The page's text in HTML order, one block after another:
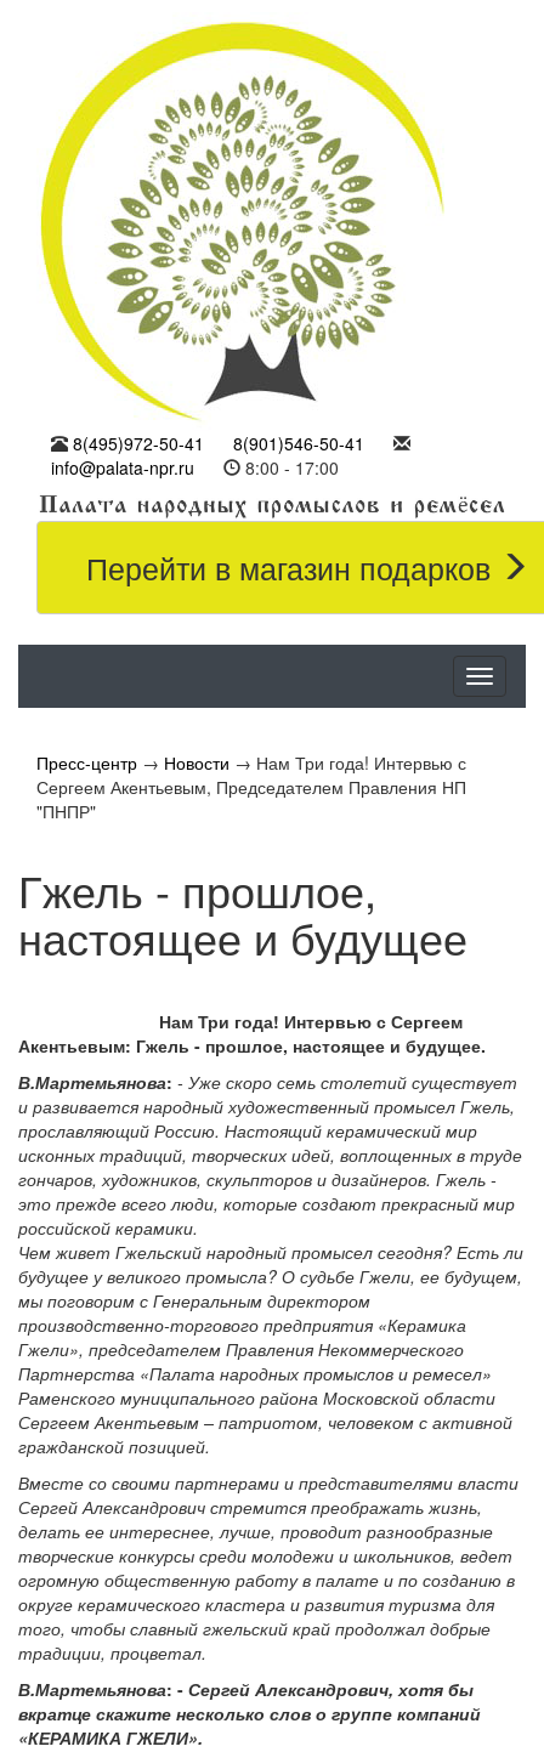
8(495)972-50-41
8(901)546-50-41
info@palata-npr.ru
8:00 - 17:00
Перейти в магазин подарков
Меню
Пресс-центр → Новости → Нам Три года! Интервью с
Сергеем Акентьевым, Председателем Правления НП
"ПНПР"
Гжель - прошлое,
настоящее и будущее
Нам Три года! Интервью с Сергеем
Акентьевым: Гжель - прошлое, настоящее и будущее.
В.Мартемьянова: - Уже скоро семь столетий существует
и развивается народный художественный промысел Гжель,
прославляющий Россию. Настоящий керамический мир
исконных традиций, творческих идей, воплощенных в труде
гончаров, художников, скульпторов и дизайнеров. Гжель -
это прежде всего люди, которые создают прекрасный мир
российской керамики.
Чем живет Гжельский народный промысел сегодня? Есть ли
будущее у великого промысла? О судьбе Гжели, ее будущем,
мы поговорим с Генеральным директором
производственно-торгового предприятия «Керамика
Гжели», председателем Правления Некоммерческого
Партнерства «Палата народных промыслов и ремесел»
Раменского муниципального района Московской области
Сергеем Акентьевым – патриотом, человеком с активной
гражданской позицией.
Вместе со своими партнерами и представителями власти
Сергей Александрович стремится преображать жизнь,
делать ее интереснее, лучше, проводит разнообразные
творческие конкурсы среди молодежи и школьников, ведет
огромную общественную работу в палате и по созданию в
округе керамического кластера и развития туризма для
того, чтобы славный гжельский край продолжал добрые
традиции, процветал.
В.Мартемьянова: - Сергей Александрович, хотя бы
вкратце скажите несколько слов о группе компаний
«КЕРАМИКА ГЖЕЛИ».